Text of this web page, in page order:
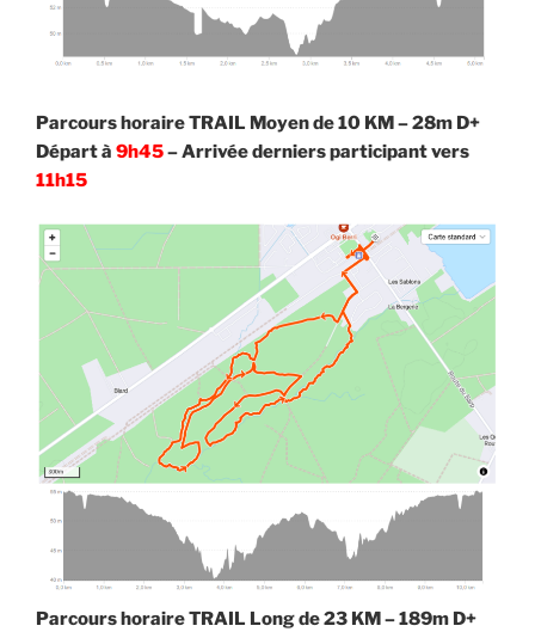
Parcours horaire TRAIL Moyen de 10 KM – 28m D+
Départ à 9h45– Arrivée derniers participant vers
11h15
Parcours horaire TRAIL Long de 23 KM – 189m D+